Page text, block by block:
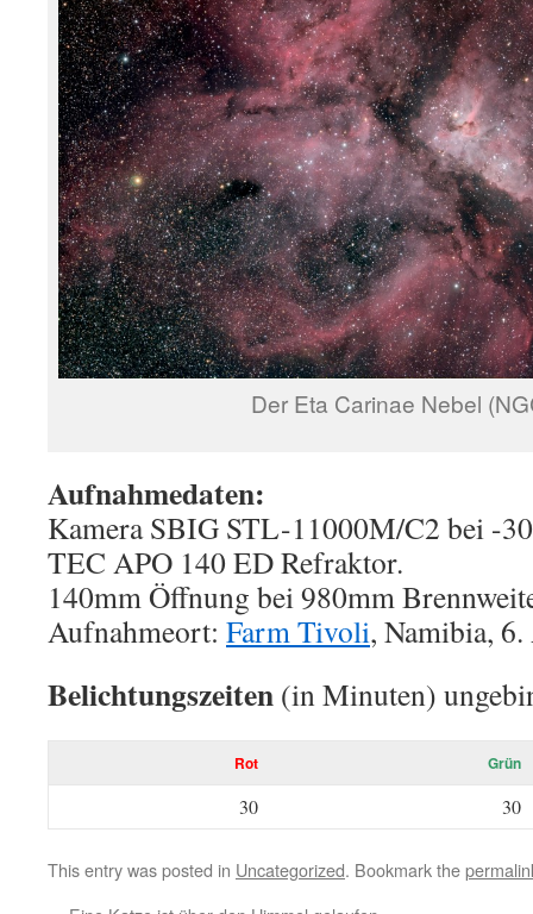
Der Eta Carinae Nebel
Aufnahmedaten:
Kamera SBIG STL-11000M/C2 bei -
TEC APO 140 ED Refraktor.
140mm Öffnung bei 980mm
Aufnahmeort: Farm Tivoli, Namibia,
Belichtungszeiten (in Minuten)
Rot Grün
30 30
This entry was posted in Uncategorized. Bookmark the